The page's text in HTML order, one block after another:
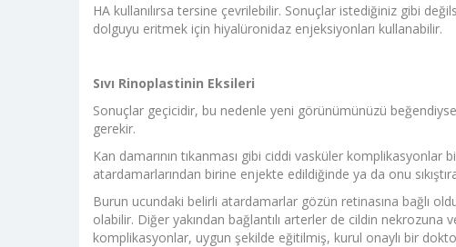
HA kullanılırsa tersine çevrilebilir. Sonuçlar istediğiniz gibi
dolguyu eritmek için hiyalüronidaz enjeksiyonları kullanabilir.
Sıvı Rinoplastinin Eksileri
Sonuçlar geçicidir, bu nedenle yeni görünümünüzü
gerekir.
Kan damarının tıkanması gibi ciddi vasküler
atardamarlarından birine enjekte edildiğinde ya da onu
Burun ucundaki belirli atardamarlar gözün retinasına bağlı
olabilir. Diğer yakından bağlantılı arterler de cildin
komplikasyonlar, uygun şekilde eğitilmiş, kurul onaylı bir